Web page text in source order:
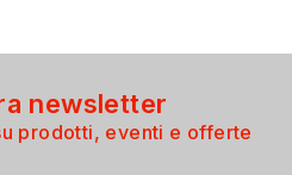
newsletter
prodotti, eventi e offerte